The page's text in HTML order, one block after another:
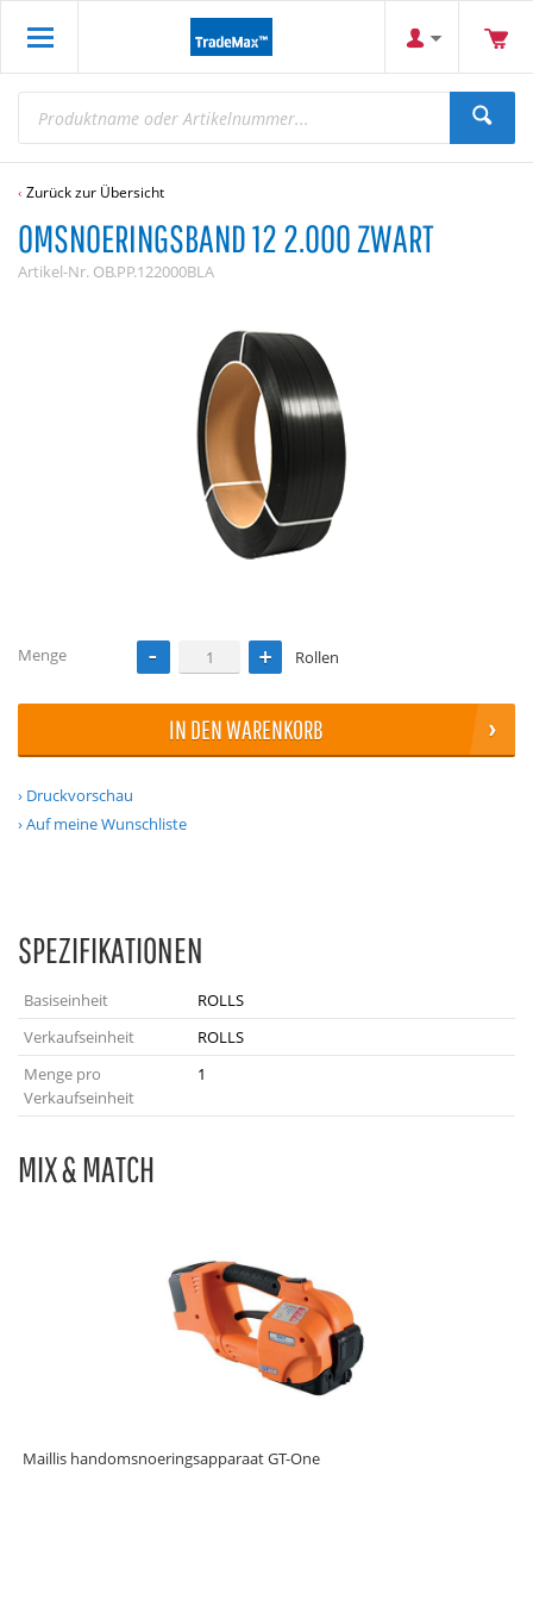
Zurück zur Übersicht
OMSNOERINGSBAND 12 2.000 ZWART
Artikel-Nr. OB.PP.122000BLA
Menge Rollen
IN DEN WARENKORB
Druckvorschau
Auf meine Wunschliste
SPEZIFIKATIONEN
Basiseinheit
ROLLS
Verkaufseinheit
ROLLS
Menge pro
Verkaufseinheit
1
MIX & MATCH
Maillis handomsnoeringsapparaat GT-One